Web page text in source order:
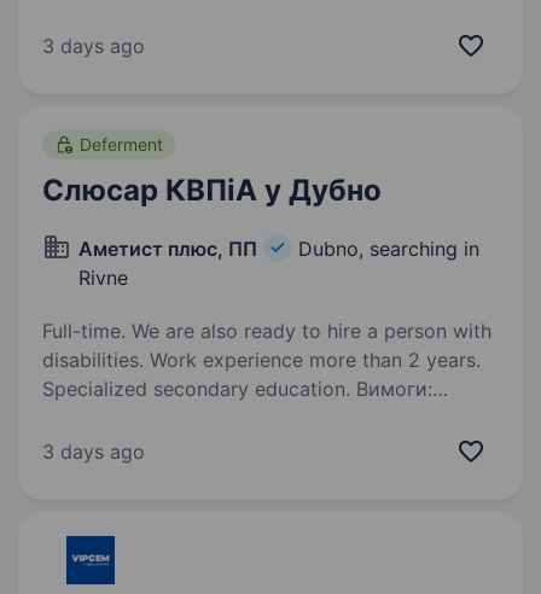
післяпродажне обслуговування шин для
3 days ago
Deferment
Слюсар КВПіА у Дубно
Аметист плюс, ПП
Dubno, searching in
Rivne
Full-time. We are also ready to hire a person with
disabilities. Work experience more than 2 years.
Specialized secondary education. Вимоги:
Умови роботи: Офіційне працевлаштування,
монтаж, налаштування, ремонт
та обслуговування…
3 days ago